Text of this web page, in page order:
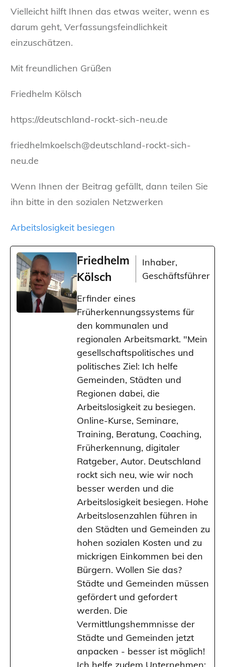
Vielleicht hilft Ihnen das etwas weiter, wenn es
darum geht, Verfassungsfeindlichkeit
einzuschätzen.
Mit freundlichen Grüßen
Friedhelm Kölsch
https://deutschland-rockt-sich-neu.de
friedhelmkoelsch@deutschland-rockt-sich-
neu.de
Wenn Ihnen der Beitrag gefällt, dann teilen Sie
ihn bitte in den sozialen Netzwerken
Arbeitslosigkeit besiegen
Friedhelm
Kölsch
Inhaber,
Geschäftsführer
Erfinder eines
Früherkennungssystems für
den kommunalen und
regionalen Arbeitsmarkt. "Mein
gesellschaftspolitisches und
politisches Ziel: Ich helfe
Gemeinden, Städten und
Regionen dabei, die
Arbeitslosigkeit zu besiegen.
Online-Kurse, Seminare,
Training, Beratung, Coaching,
Früherkennung, digitaler
Ratgeber, Autor. Deutschland
rockt sich neu, wie wir noch
besser werden und die
Arbeitslosigkeit besiegen. Hohe
Arbeitslosenzahlen führen in
den Städten und Gemeinden zu
hohen sozialen Kosten und zu
mickrigen Einkommen bei den
Bürgern. Wollen Sie das?
Städte und Gemeinden müssen
gefördert und gefordert
werden. Die
Vermittlungshemmnisse der
Städte und Gemeinden jetzt
anpacken - besser ist möglich!